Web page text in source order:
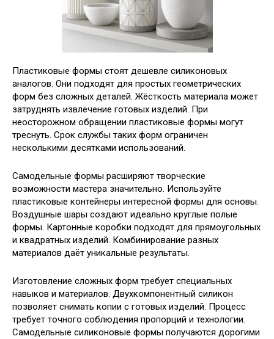
Пластиковые формы стоят дешевле силиконовых
аналогов. Они подходят для простых геометрических
форм без сложных деталей. Жёсткость материала может
затруднять извлечение готовых изделий. При
неосторожном обращении пластиковые формы могут
треснуть. Срок службы таких форм ограничен
несколькими десятками использований.
Самодельные формы расширяют творческие
возможности мастера значительно. Используйте
пластиковые контейнеры интересной формы для основы.
Воздушные шары создают идеально круглые полые
формы. Картонные коробки подходят для прямоугольных
и квадратных изделий. Комбинирование разных
материалов даёт уникальные результаты.
Изготовление сложных форм требует специальных
навыков и материалов. Двухкомпонентный силикон
позволяет снимать копии с готовых изделий. Процесс
требует точного соблюдения пропорций и технологии.
Самодельные силиконовые формы получаются дорогими